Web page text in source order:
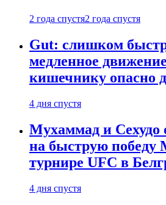
2 года спустя2 года спустя
Gut: слишком
медленное
кишечнику опасно
4 дня спустя
Мухаммад и Сехудо
на быструю победу
турнире UFC в
4 дня спустя